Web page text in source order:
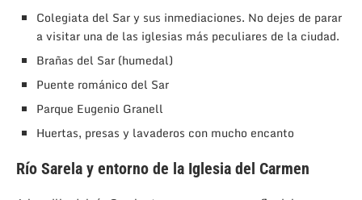
Colegiata del Sar y sus inmediaciones. No dejes de parar
a visitar una de las iglesias más peculiares de la ciudad.
Brañas del Sar (humedal)
Puente románico del Sar
Parque Eugenio Granell
Huertas, presas y lavaderos con mucho encanto
Río Sarela y entorno de la Iglesia del Carmen